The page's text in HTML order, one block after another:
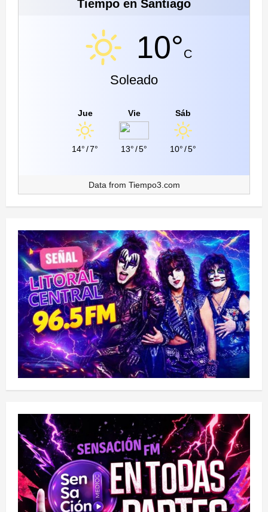
Tiempo en Santiago
10°C
Soleado
Jue
14°/7°
Vie
13°/5°
Sáb
10°/5°
Data from Tiempo3.com